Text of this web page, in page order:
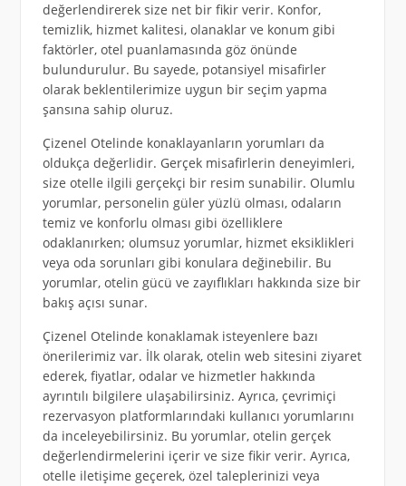
değerlendirerek size net bir fikir verir. Konfor,
temizlik, hizmet kalitesi, olanaklar ve konum gibi
faktörler, otel puanlamasında göz önünde
bulundurulur. Bu sayede, potansiyel misafirler
olarak beklentilerimize uygun bir seçim yapma
şansına sahip oluruz.
Çizenel Otelinde konaklayanların yorumları da
oldukça değerlidir. Gerçek misafirlerin deneyimleri,
size otelle ilgili gerçekçi bir resim sunabilir. Olumlu
yorumlar, personelin güler yüzlü olması, odaların
temiz ve konforlu olması gibi özelliklere
odaklanırken; olumsuz yorumlar, hizmet eksiklikleri
veya oda sorunları gibi konulara değinebilir. Bu
yorumlar, otelin gücü ve zayıflıkları hakkında size bir
bakış açısı sunar.
Çizenel Otelinde konaklamak isteyenlere bazı
önerilerimiz var. İlk olarak, otelin web sitesini ziyaret
ederek, fiyatlar, odalar ve hizmetler hakkında
ayrıntılı bilgilere ulaşabilirsiniz. Ayrıca, çevrimiçi
rezervasyon platformlarındaki kullanıcı yorumlarını
da inceleyebilirsiniz. Bu yorumlar, otelin gerçek
değerlendirmelerini içerir ve size fikir verir. Ayrıca,
otelle iletişime geçerek, özel taleplerinizi veya